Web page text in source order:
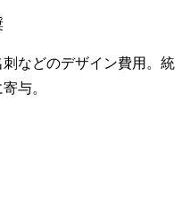
などのデザイン費用。統
与。